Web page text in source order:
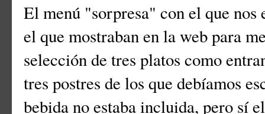
El menú "sorpresa" con el que
el que mostraban en la web para
selección de tres platos como
tres postres de los que debíamos
bebida no estaba incluida, pero sí